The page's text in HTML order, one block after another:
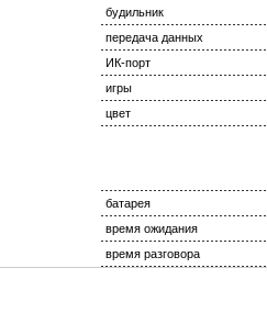
будильник
передача данных
ИК-порт
игры
цвет
батарея
время ожидания
время разговора